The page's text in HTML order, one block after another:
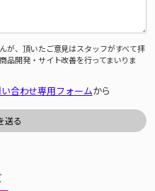
が、頂いたご意見はスタッフがすべて拝
品開発・サイト改善を行ってまいりま
合わせ専用フォームから